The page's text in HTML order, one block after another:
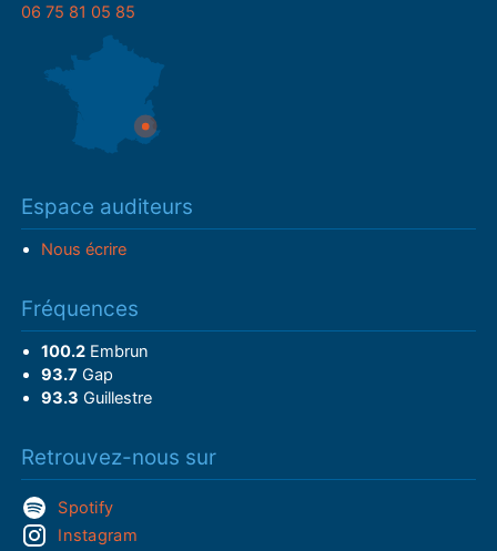
06 75 81 05 85
Espace auditeurs
Nous écrire
Fréquences
100.2Embrun
93.7 Gap
93.3 Guillestre
Retrouvez-nous sur
Spotify
Instagram